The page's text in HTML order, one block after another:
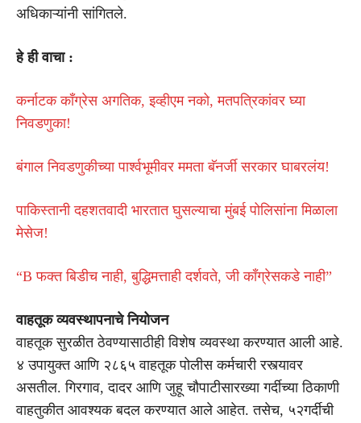
अधिकाऱ्यांनी सांगितले.
हे ही वाचा :
कर्नाटक काँग्रेस अगतिक, इव्हीएम नको, मतपत्रिकांवर घ्या
निवडणुका!
बंगाल निवडणुकीच्या पार्श्वभूमीवर ममता बॅनर्जी सरकार घाबरलंय!
पाकिस्तानी दहशतवादी भारतात घुसल्याचा मुंबई पोलिसांना मिळाला
मेसेज!
“B फक्त बिडीच नाही, बुद्धिमत्ताही दर्शवते, जी कॉंग्रेसकडे नाही”
वाहतूक व्यवस्थापनाचे नियोजन
वाहतूक सुरळीत ठेवण्यासाठीही विशेष व्यवस्था करण्यात आली आहे.
४ उपायुक्त आणि २८६५ वाहतूक पोलीस कर्मचारी रस्त्यावर
असतील. गिरगाव, दादर आणि जुहू चौपाटीसारख्या गर्दीच्या ठिकाणी
वाहतुकीत आवश्यक बदल करण्यात आले आहेत. तसेच, ५२गर्दीची